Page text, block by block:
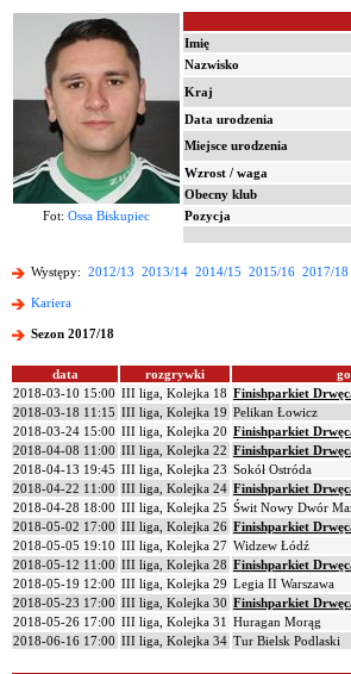
Imię
Nazwisko
Kraj
Data urodzenia
Miejsce urodzenia
Wzrost / waga
Obecny klub
Fot: Ossa Biskupiec Pozycja
Występy: 2012/13 2013/14 2014/15 2015/16 2017/18
Kariera
Sezon 2017/18
data rozgrywki
2018-03-10 15:00 III liga, Kolejka 18 Finishparkiet
2018-03-18 11:15 III liga, Kolejka 19 Pelikan Łowicz
2018-03-24 15:00 III liga, Kolejka 20 Finishparkiet
2018-04-08 11:00 III liga, Kolejka 22 Finishparkiet
2018-04-13 19:45 III liga, Kolejka 23 Sokół Ostróda
2018-04-22 11:00 III liga, Kolejka 24 Finishparkiet
2018-04-28 18:00 III liga, Kolejka 25 Świt Nowy Dwór
2018-05-02 17:00 III liga, Kolejka 26 Finishparkiet
2018-05-05 19:10 III liga, Kolejka 27 Widzew Łódź
2018-05-12 11:00 III liga, Kolejka 28 Finishparkiet
2018-05-19 12:00 III liga, Kolejka 29 Legia II Warszawa
2018-05-23 17:00 III liga, Kolejka 30 Finishparkiet
2018-05-26 17:00 III liga, Kolejka 31 Huragan Morąg
2018-06-16 17:00 III liga, Kolejka 34 Tur Bielsk Podlaski